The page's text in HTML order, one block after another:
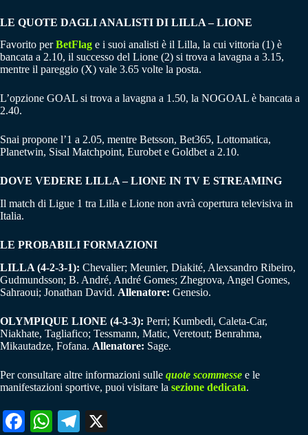
LE QUOTE DAGLI ANALISTI DI LILLA – LIONE
Favorito perBetFlag e i suoi analisti è il Lilla, la cui vittoria (1) è
bancata a 2.10, il successo del Lione (2) si trova a lavagna a 3.15,
mentre il pareggio (X) vale 3.65 volte la posta.
L’opzione GOAL si trova a lavagna a 1.50, la NOGOAL è bancata a
2.40.
Snai propone l’1 a 2.05, mentre Betsson, Bet365, Lottomatica,
Planetwin, Sisal Matchpoint, Eurobet e Goldbet a 2.10.
DOVE VEDERE LILLA – LIONE IN TV E STREAMING
Il match di Ligue 1 tra Lilla e Lione non avrà copertura televisiva in
Italia.
LE PROBABILI FORMAZIONI
LILLA (4-2-3-1): Chevalier; Meunier, Diakité, Alexsandro Ribeiro,
Gudmundsson; B. André, André Gomes; Zhegrova, Angel Gomes,
Sahraoui; Jonathan David. Allenatore: Genesio.
OLYMPIQUE LIONE (4-3-3): Perri; Kumbedi, Caleta-Car,
Niakhate, Tagliafico; Tessmann, Matic, Veretout; Benrahma,
Mikautadze, Fofana. Allenatore: Sage.
Per consultare altre informazioni sulle quote scommesse e le
manifestazioni sportive, puoi visitare la sezione dedicata.
Fa W
Te